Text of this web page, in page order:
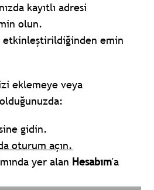
kayıtlı adresi
olun.
etkinleştirildiğinden emin
eklemeye veya
gidin.
oturum açın.
yer alan Hesabım'a